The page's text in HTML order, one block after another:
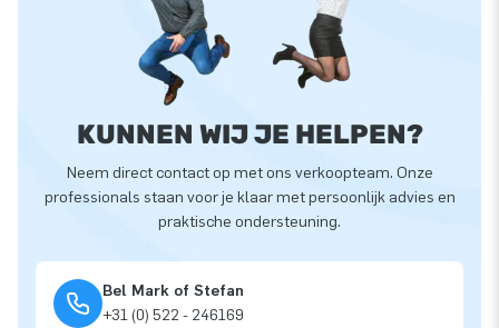
KUNNEN WIJ JE HELPEN?
Neem direct contact op met ons verkoopteam. Onze
professionals staan voor je klaar met persoonlijk advies en
praktische ondersteuning.
Bel Mark of Stefan
+31 (0) 522 - 246169